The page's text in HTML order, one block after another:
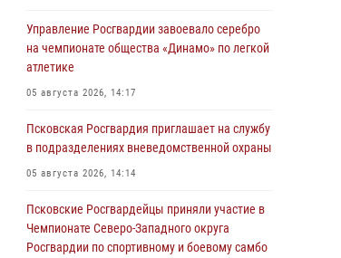
Управление Росгвардии завоевало серебро
на чемпионате общества «Динамо» по легкой
атлетике
05 августа 2026, 14:17
Псковская Росгвардия приглашает на службу
в подразделениях вневедомственной охраны
05 августа 2026, 14:14
Псковские Росгвардейцы приняли участие в
Чемпионате Северо-Западного округа
Росгвардии по спортивному и боевому самбо